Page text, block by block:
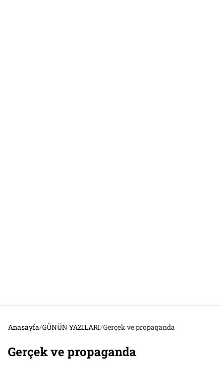
Anasayfa/GÜNÜN YAZILARI/Gerçek ve propaganda
Gerçek ve propaganda